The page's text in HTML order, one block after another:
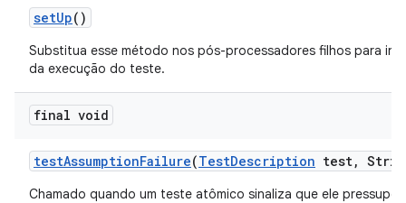
setUp()
Substitua esse método nos pós-processadores filhos para
da execução do teste.
final void
testAssumptionFailure(TestDescription test,
Chamado quando um teste atômico sinaliza que ele